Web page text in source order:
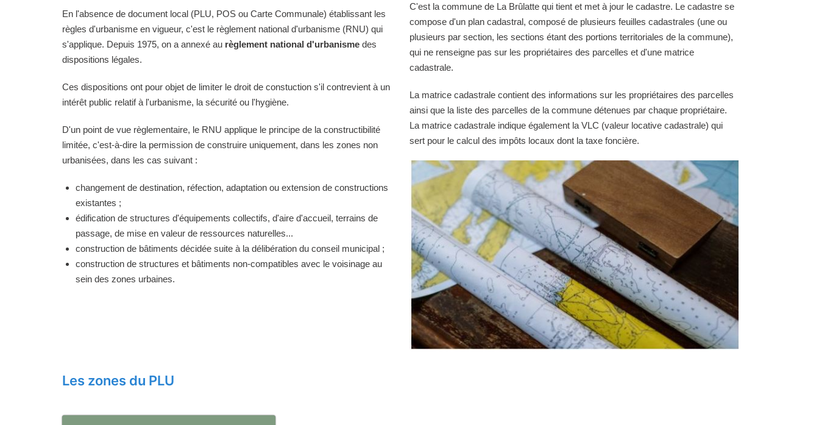
En l'absence de document local (PLU, POS ou Carte Communale) établissant les
règles d'urbanisme en vigueur, c'est le règlement national d'urbanisme (RNU) qui
s'applique. Depuis 1975, on a annexé au règlement national d'urbanisme des
dispositions légales.
Ces dispositions ont pour objet de limiter le droit de constuction s'il contrevient à un
intérêt public relatif à l'urbanisme, la sécurité ou l'hygiène.
D'un point de vue règlementaire, le RNU applique le principe de la constructibilité
limitée, c'est-à-dire la permission de construire uniquement, dans les zones non
urbanisées, dans les cas suivant :
changement de destination, réfection, adaptation ou extension de constructions
existantes ;
édification de structures d'équipements collectifs, d'aire d'accueil, terrains de
passage, de mise en valeur de ressources naturelles...
construction de bâtiments décidée suite à la délibération du conseil municipal ;
construction de structures et bâtiments non-compatibles avec le voisinage au
sein des zones urbaines.
C'est la commune de La Brûlatte qui tient et met à jour le cadastre. Le cadastre se
compose d'un plan cadastral, composé de plusieurs feuilles cadastrales (une ou
plusieurs par section, les sections étant des portions territoriales de la commune),
qui ne renseigne pas sur les propriétaires des parcelles et d'une matrice
cadastrale.
La matrice cadastrale contient des informations sur les propriétaires des parcelles
ainsi que la liste des parcelles de la commune détenues par chaque propriétaire.
La matrice cadastrale indique également la VLC (valeur locative cadastrale) qui
sert pour le calcul des impôts locaux dont la taxe foncière.
Les zones du PLU